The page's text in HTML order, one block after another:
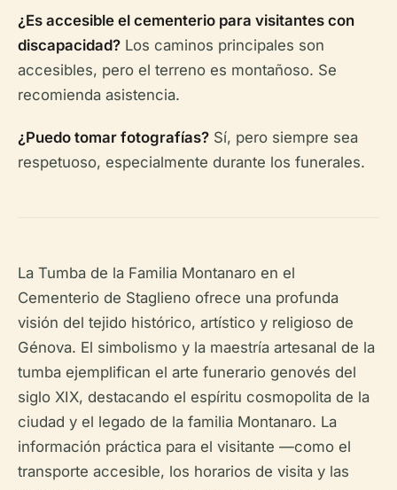
¿Es accesible el cementerio para visitantes con
discapacidad? Los caminos principales son
accesibles, pero el terreno es montañoso. Se
recomienda asistencia.
¿Puedo tomar fotografías? Sí, pero siempre sea
respetuoso, especialmente durante los funerales.
La Tumba de la Familia Montanaro en el
Cementerio de Staglieno ofrece una profunda
visión del tejido histórico, artístico y religioso de
Génova. El simbolismo y la maestría artesanal de la
tumba ejemplifican el arte funerario genovés del
siglo XIX, destacando el espíritu cosmopolita de la
ciudad y el legado de la familia Montanaro. La
información práctica para el visitante —como el
transporte accesible, los horarios de visita y las